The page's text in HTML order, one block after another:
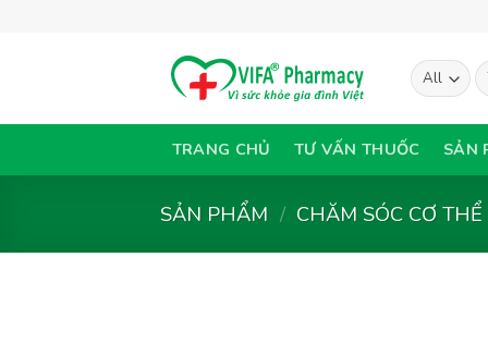
TRANG CHỦ TƯ VẤN THUỐC SẢN
SẢN PHẨM / CHĂM SÓC CƠ THỂ